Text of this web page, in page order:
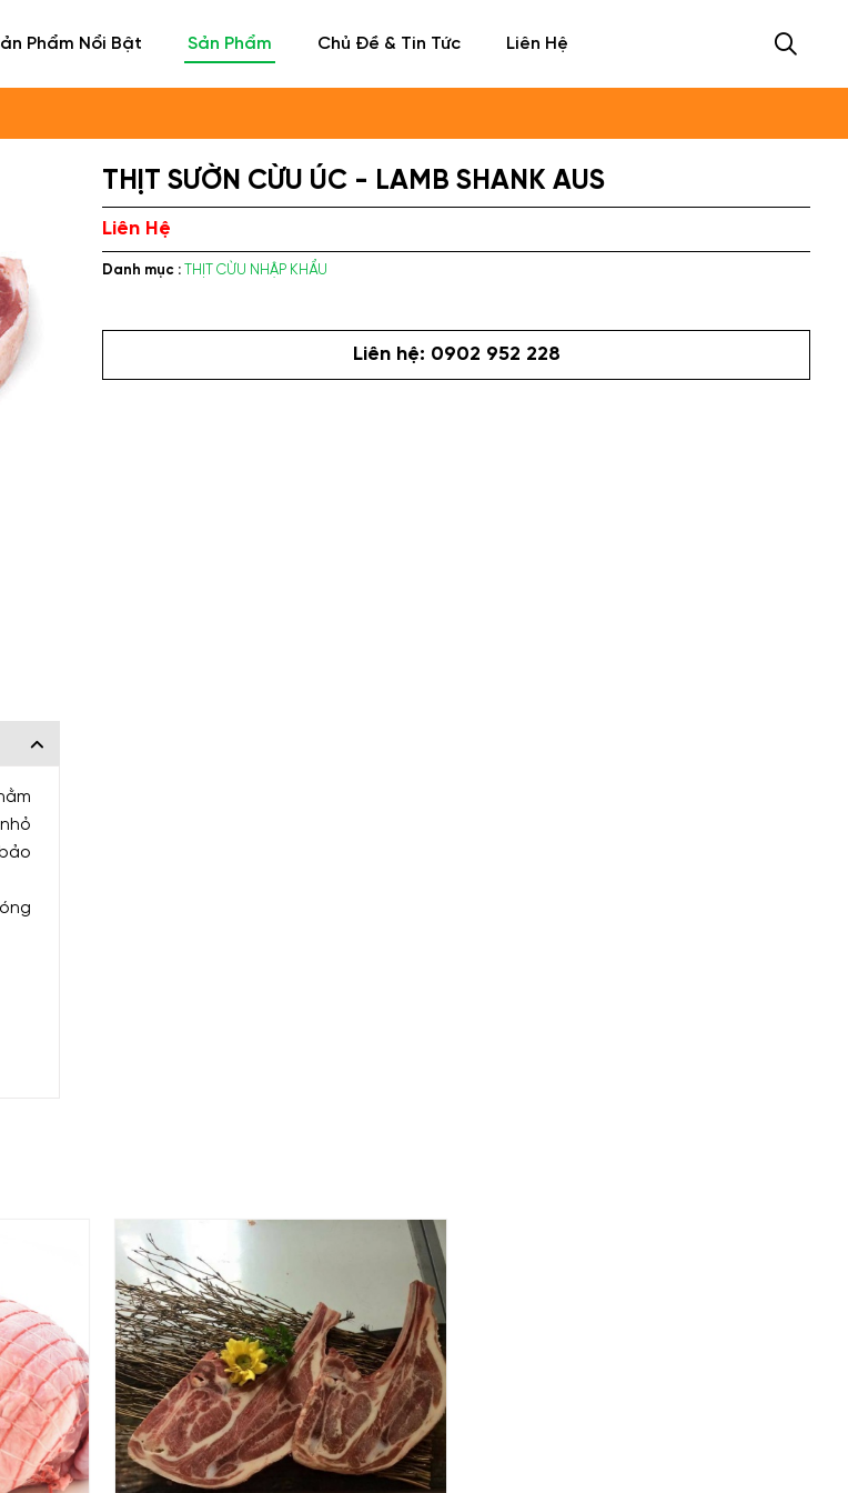
Phẩm Nổi Bật Sản Phẩm Chủ Đề & Tin Tức Liên Hệ
C.
giá
THỊT SƯỜN CỪU ÚC - LAMB SHANK AUS
Liên Hệ
Danh mục : THỊT CỪU NHẬP KHẨU
Liên hệ: 0902 952 228